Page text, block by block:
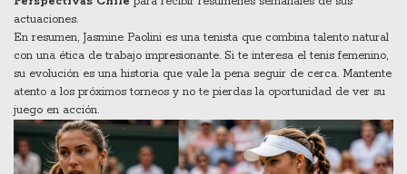
actuaciones.
En resumen, Jasmine Paolini es una tenista que combina talento natural
con una ética de trabajo impresionante. Si te interesa el tenis femenino,
su evolución es una historia que vale la pena seguir de cerca. Mantente
atento a los próximos torneos y no te pierdas la oportunidad de ver su
juego en acción.